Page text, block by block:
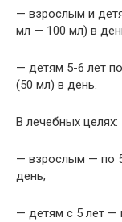
— взрослым и
мл — 100 мл) в
— детям 5-6 лет
(50 мл) в день.
В лечебных целях:
— взрослым — по
день;
— детям с 5 лет —